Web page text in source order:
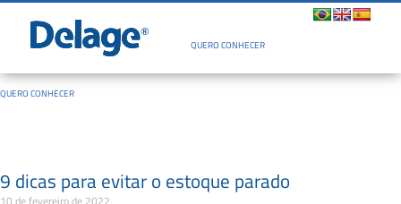
QUERO CONHECER
QUERO CONHECER
9 dicas para evitar o estoque parado